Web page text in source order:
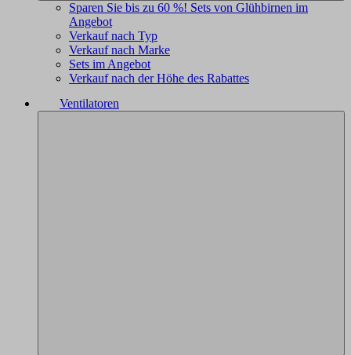
Sparen Sie bis zu 60 %! Sets von Glühbirnen im
Angebot
Verkauf nach Typ
Verkauf nach Marke
Sets im Angebot
Verkauf nach der Höhe des Rabattes
Ventilatoren